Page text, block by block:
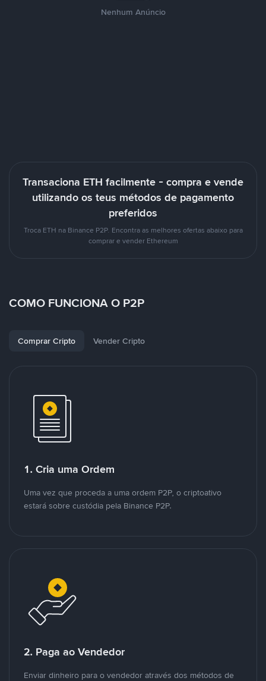
Nenhum Anúncio
Transaciona ETH facilmente - compra e vende
utilizando os teus métodos de pagamento
preferidos
Troca ETH na Binance P2P. Encontra as melhores ofertas abaixo para
comprar e vender Ethereum
COMO FUNCIONA O P2P
Comprar Cripto Vender Cripto
1. Cria uma Ordem
Uma vez que proceda a uma ordem P2P, o criptoativo
estará sobre custódia pela Binance P2P.
2. Paga ao Vendedor
Enviar dinheiro para o vendedor através dos métodos de